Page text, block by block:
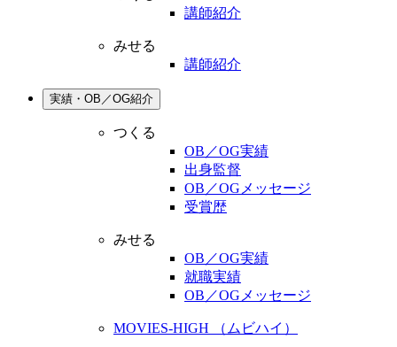
講師紹介
みせる
講師紹介
実績・OB／OG紹介
つくる
OB／OG実績
出身監督
OB／OGメッセージ
受賞歴
みせる
OB／OG実績
就職実績
OB／OGメッセージ
MOVIES-HIGH （ムビハイ）